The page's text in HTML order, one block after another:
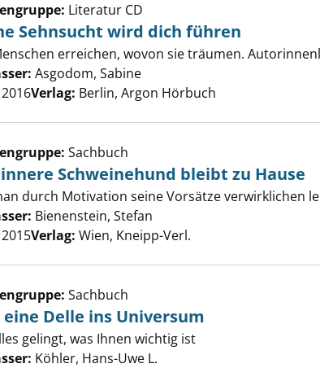
Details von Deine Sehnsucht wird dich führen
Literatur CD
Sehnsucht wird dich führen
erreichen, wovon sie träumen.
Asgodom, Sabine
2016Verlag: Berlin, Argon Hörbuch
Details von Der innere Schweinehund bleibt zu
Sachbuch
Schweinehund bleibt zu Hause
durch Motivation seine Vorsätze verwirklichen
Bienenstein, Stefan
2015Verlag: Wien, Kneipp-Verl.
Details von Hau eine Delle ins Universum anzeigen
Sachbuch
eine Delle ins Universum
gelingt, was Ihnen wichtig ist
Köhler, Hans-Uwe L.